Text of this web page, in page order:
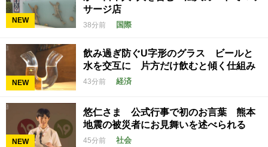
NEW
サージ店
38分前 国際
NEW
飲み過ぎ防ぐU字形のグラス ビールと
水を交互に 片方だけ飲むと傾く仕組み
43分前 経済
NEW
悠仁さま 公式行事で初のお言葉 熊本
地震の被災者にお見舞いを述べられる
45分前 社会